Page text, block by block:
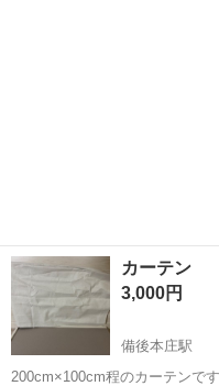
カーテン
3,000円
備後本庄駅
200cm×100cm程のカーテンで